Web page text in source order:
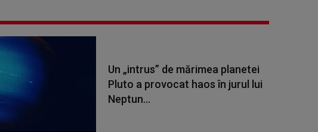
Un „intrus” de mărimea planetei
Pluto a provocat haos în jurul lui
Neptun...